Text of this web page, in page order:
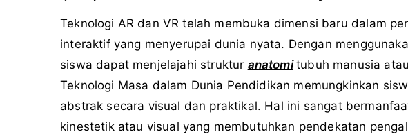
Teknologi AR dan VR telah membuka dimensi baru dalam
interaktif yang menyerupai dunia nyata. Dengan
siswa dapat menjelajahi struktur anatomi tubuh manusia
Teknologi Masa dalam Dunia Pendidikan memungkinkan
abstrak secara visual dan praktikal. Hal ini sangat
kinestetik atau visual yang membutuhkan pendekatan